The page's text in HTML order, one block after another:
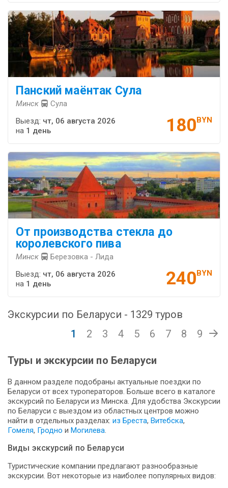
Панский маёнтак Сула
Минск Сула
180BYN
Выезд: чт, 06 августа 2026
на 1 день
От производства стекла до
королевского пива
Минск Березовка - Лида
240BYN
Выезд: чт, 06 августа 2026
на 1 день
Экскурсии по Беларуси - 1329 туров
1
2 3 4 5 6 7 8 9
Туры и экскурсии по Беларуси
В данном разделе подобраны актуальные поездки по
Беларуси от всех туроператоров. Больше всего в каталоге
экскурсий по Беларуси из Минска. Для удобства Экскурсии
по Беларуси с выездом из областных центров можно
найти в отдельных разделах: из Бреста, Витебска,
Гомеля, Гродно и Могилева.
Виды экскурсий по Беларуси
Туристические компании предлагают разнообразные
экскурсии. Вот некоторые из наиболее популярных видов: